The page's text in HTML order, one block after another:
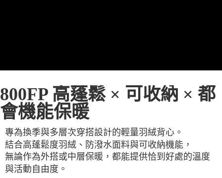
800FP 高蓬鬆 × 可收納 × 都
會機能保暖
專為換季與多層次穿搭設計的輕量羽絨背心。
結合高蓬鬆度羽絨、防潑水面料與可收納機能，
無論作為外搭或中層保暖，都能提供恰到好處的溫度
與活動自由度。